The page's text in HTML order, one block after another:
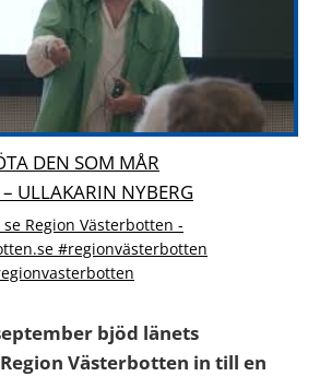
DEN SOM MÅR
– ULLAKARIN NYBERG
Region Västerbotten -
#regionvästerbotten
bjöd länets
Västerbotten in till en